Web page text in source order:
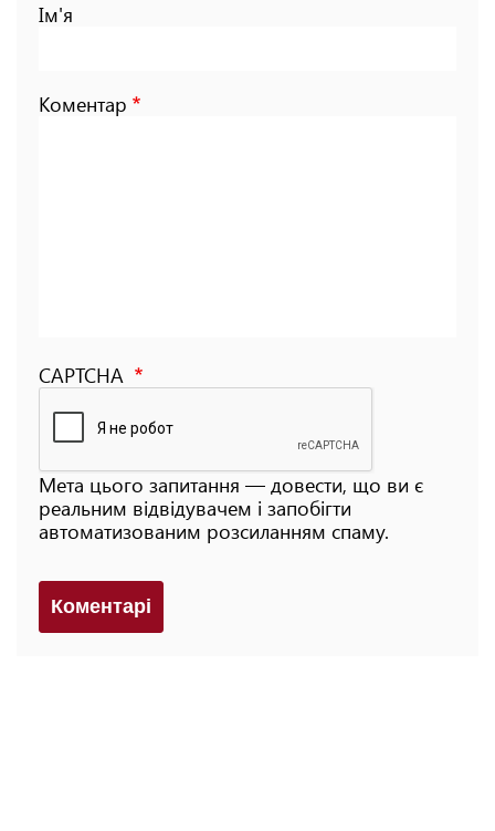
Ім'я
Коментар
CAPTCHA
Мета цього запитання — довести, що ви є
реальним відвідувачем і запобігти
автоматизованим розсиланням спаму.
Коментарi